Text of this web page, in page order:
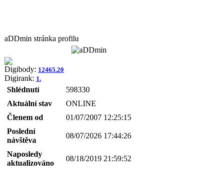
aDDmin stránka profilu
Digibody: 12465.20
Digirank: 1.
Shlédnutí
598330
Aktuální stav
ONLINE
Členem od
01/07/2007 12:25:15
Poslední
návštěva
08/07/2026 17:44:26
Naposledy
aktualizováno
08/18/2019 21:59:52